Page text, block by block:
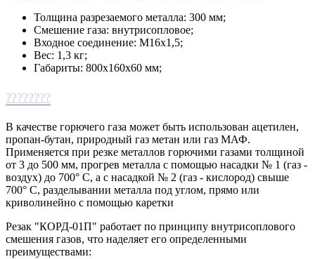
Толщина разрезаемого металла: 300 мм;
Смешение газа: внутрисопловое;
Входное соединение: М16х1,5;
Вес: 1,3 кг;
Габариты: 800х160х60 мм;
????????
В качестве горючего газа может быть использован ацетилен,
пропан-бутан, природный газ метан или газ МАФ.
Применяется при резке металлов горючими газами толщиной
от 3 до 500 мм, прогрев металла с помощью насадки № 1 (газ -
воздух) до 700° С, а с насадкой № 2 (газ - кислород) свыше
700° С, разделывании металла под углом, прямо или
криволинейно с помощью каретки
Резак "КОРД-01П" работает по принципу внутрисоплового
смешения газов, что наделяет его определенными
преимуществами: